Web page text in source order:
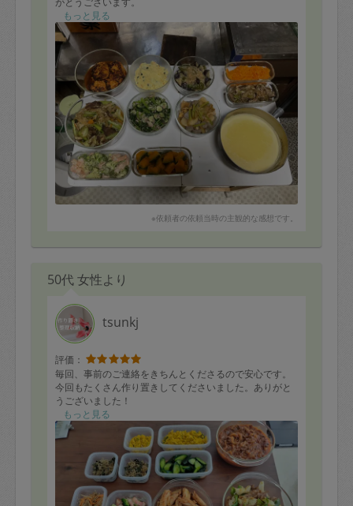
普段、オットは自炊し、あまり作りおきを食べないので
すが、煮込みハンバーグを食べ、
デミグラソースはうちの食材ではできないはずなのに、
ちゃんとデミグラソースになっている！
コーンスープもうちにある食材で作ったんだよね⁉️
と、感動していました。
また、何時もは、作っていただいた後、冷蔵庫に入る様
にタッパーを入れ替えることがほとんどですが、お作り
いただいた量に対し、入れ替える必要がなく、大変助か
りました。
今晩より、母と少しずつ頂きます。
暑い中、ご対応いただきありがとうございました。
もっと見る
※依頼者の依頼当時の主観的な感想です。
50代 女性より
tsunkj
評価：
毎回、事前のご連絡をきちんとくださるので安心です。
今回もたくさん作り置きしてくださいました。ありがと
うございました！
もっと見る